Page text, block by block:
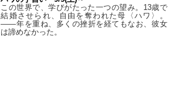
この世界で、学びがたった一つの望み。13歳で
結婚させられ、自由を奪われた母〈ハワ〉。
——年を重ね、多くの挫折を経てもなお、彼女
は諦めなかった。